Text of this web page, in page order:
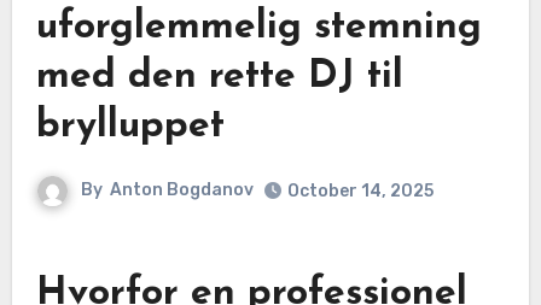
uforglemmelig stemning
med den rette DJ til
brylluppet
By Anton Bogdanov October 14, 2025
Hvorfor en professionel